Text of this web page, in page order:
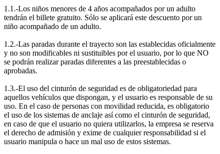
1.1.-Los niños menores de 4 años acompañados por un adulto
tendrán el billete gratuito. Sólo se aplicará este descuento por un
niño acompañado de un adulto.
1.2.-Las paradas durante el trayecto son las establecidas oficialmente
y no son modificables ni sustituibles por el usuario, por lo que NO
se podrán realizar paradas diferentes a las preestablecidas o
aprobadas.
1.3.-El uso del cinturón de seguridad es de obligatoriedad para
aquellos vehículos que dispongan, y el usuario es responsable de su
uso. En el caso de personas con movilidad reducida, es obligatorio
el uso de los sistemas de anclaje así como el cinturón de seguridad,
en caso de que el usuario no quiera utilizarlos, la empresa se reserva
el derecho de admisión y exime de cualquier responsabilidad si el
usuario manipula o hace un mal uso de estos sistemas.